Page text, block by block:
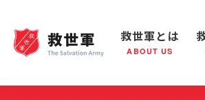
救世軍とは
ABOUT US
救世軍とは 世界が抱えている
救世軍